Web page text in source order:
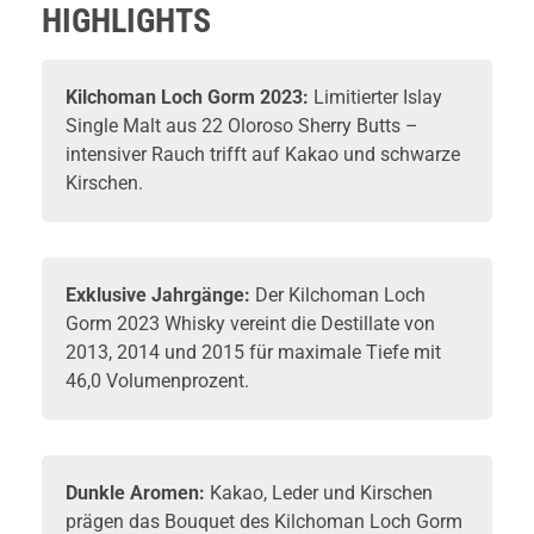
HIGHLIGHTS
Kilchoman Loch Gorm 2023: Limitierter Islay
Single Malt aus 22 Oloroso Sherry Butts –
intensiver Rauch trifft auf Kakao und schwarze
Kirschen.
Exklusive Jahrgänge: Der Kilchoman Loch
Gorm 2023 Whisky vereint die Destillate von
2013, 2014 und 2015 für maximale Tiefe mit
46,0 Volumenprozent.
Dunkle Aromen: Kakao, Leder und Kirschen
prägen das Bouquet des Kilchoman Loch Gorm